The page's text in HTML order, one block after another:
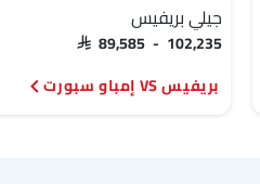
جيلي بريفيس
SAR 89,585 - 102,235
بريفيس VS إمباو سبورت